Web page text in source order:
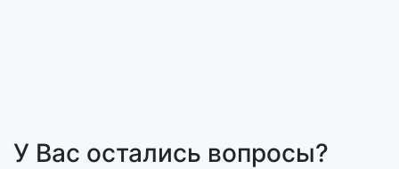
У Вас остались вопросы?